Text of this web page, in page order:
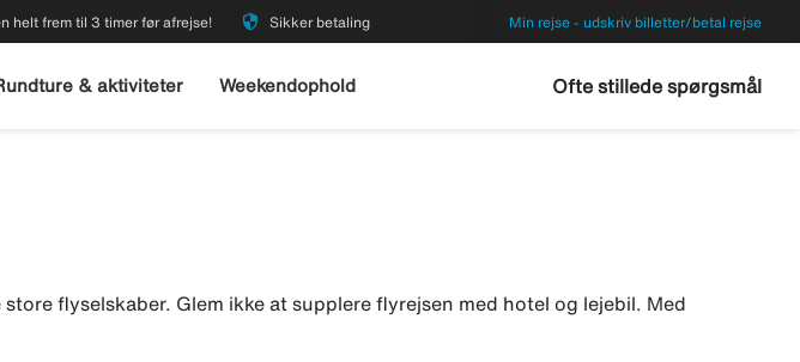
helt frem til 3 timer før afrejse! security Sikker betaling Min rejse - udskriv billetter/betal rejse
& aktiviteter Weekendophold Ofte stillede spørgsmål
flyselskaber. Glem ikke at supplere flyrejsen med hotel og lejebil. Med